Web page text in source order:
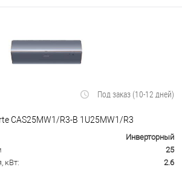
Под заказ (10-12 дней)
CAS25MW1/R3-B 1U25MW1/R3
Инверторный
25
кВт:
2.6